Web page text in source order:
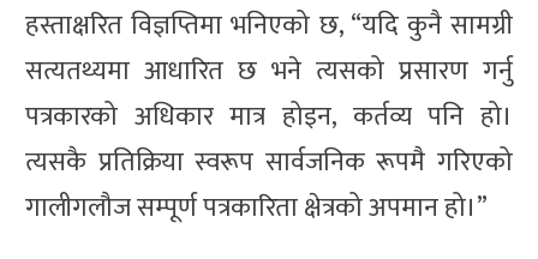
हस्ताक्षरित विज्ञप्तिमा भनिएको छ, “यदि कुनै सामग्री
सत्यतथ्यमा आधारित छ भने त्यसको प्रसारण गर्नु
पत्रकारको अधिकार मात्र होइन, कर्तव्य पनि हो।
त्यसकै प्रतिक्रिया स्वरूप सार्वजनिक रूपमै गरिएको
गालीगलौज सम्पूर्ण पत्रकारिता क्षेत्रको अपमान हो।”